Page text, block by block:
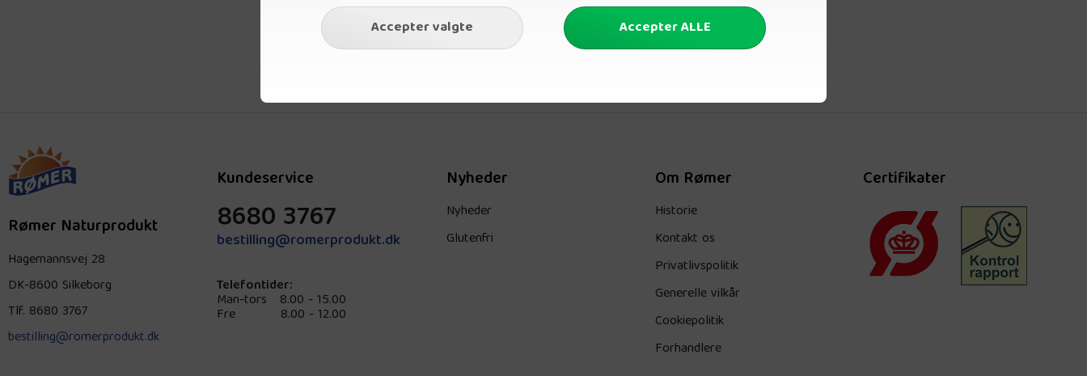
Rømer Naturprodukt
Hagemannsvej 28
DK-8600 Silkeborg
Tlf. 8680 3767
bestilling@romerprodukt.dk
Kundeservice
8680 3767
bestilling@romerprodukt.dk
Telefontider:
Man-tors 8.00 - 15.00
Fre 8.00 - 12.00
Nyheder
Nyheder
Glutenfri
Om Rømer
Historie
Kontakt os
Privatlivspolitik
Generelle vilkår
Cookiepolitik
Forhandlere
Certifikater